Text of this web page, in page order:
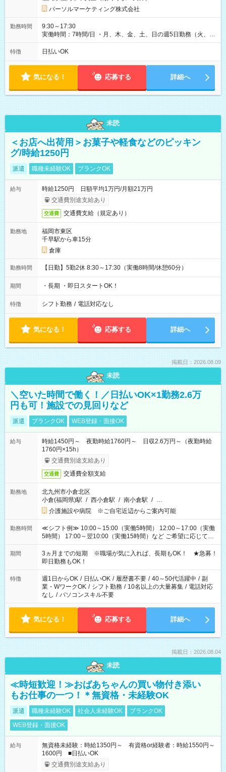
パーソルマーケティング株式会社
勤務時間
9:30～17:30
実働時間：7時間/日 ・月、木、金、土、日の週5日勤務（火、水
は固定休です／GW、お盆、年末年始等、長期休暇有り！） ・
ワンシフト！ ・残業ほぼナシ（0～5h/月）
特徴 日払いOK
気になる！ 応募する 詳細へ
未読
＜お店へ出荷用＞お菓子や軽食などのピッキン
グ/時給1250円
派遣 職種未経験OK ブランクOK
給与
時給1250円 日額平均1万円/月額21万円
交通費別途支給あり
交通費 交通費支給（規定あり）
勤務地
福岡市東区
千早駅から車15分
倉庫
勤務時間 【日勤】5勤2休 8:30～17:30（実働8時間/休憩60分）
期間 ・長期 ・即日スタートOK！
特徴 シフト勤務 / 電話対応なし
気になる！ 応募する 詳細へ
掲載日：2026.08.09
未読
＼空いた時間で働く！／日払いOK×1勤務2.6万
円も可！施設での見回りなど
派遣 ブランクOK WEB登録・面接OK
給与
時給1450円～ 夜勤時給1760円～ 日収2.6万円～（夜勤時給
1760円×15h）
交通費別途支給あり
交通費 交通費全額支給
勤務地
北九州市小倉北区
小倉(福岡県)駅 / 西小倉駅 / 南小倉駅 / …
介護施設や病院 ※ご自宅近辺からご案内可能
勤務時間
≪シフト例≫ 10:00～15:00（実働5時間） 12:00～17:00（実働
5時間） 17:00～翌10:00（実働15時間）など ご希望に応じて、
働く時間は調整できます！ お気軽に担当へ相談ください！
期間
3ヵ月までの短期 ※職場が気に入れば、長期もOK！ ★急募！
即日勤務もOK！
特徴 週1日からOK / 日払いOK / 履歴書不要 / 40～50代活躍中 / 副
業・WワークOK / シフト勤務 / 10名以上の大量募集 / 電話対応
なし / パソコンスキル不要
気になる！ 応募する 詳細へ
掲載日：2026.08.04
未読
≪時短歓迎！≫おばあちゃんの買い物付き添い
もお仕事の一つ！＊無資格・未経験OK
派遣 職種未経験OK 社会人未経験OK
ブランクOK
WEB登録・面接OK
給与
無資格未経験：時給1350円～ 有資格or経験者：時給1550円～
1600円 ■日払いOK
交通費別途支給あり